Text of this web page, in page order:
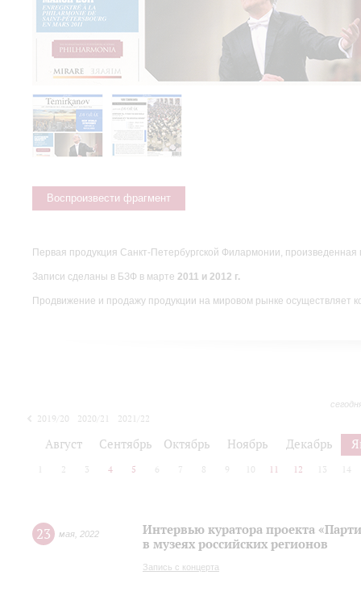
Воспроизвести фрагмент
Первая продукция Санкт-Петербургской Филармонии,
Записи сделаны в БЗФ в марте 2011 и 2012 г.
Продвижение и продажу продукции на мировом рынке осуществляет
2019/20 2020/21 2021/22
Август Сентябрь Октябрь Ноябрь Декабрь
2 3 4 5 6 7 8 9 10 11 12 13 14
23 мая 2022
Интервью куратора проекта
в музеях российских регионов
Запись с концерта